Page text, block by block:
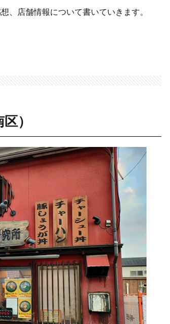
、店舗情報について書いていきます。
）